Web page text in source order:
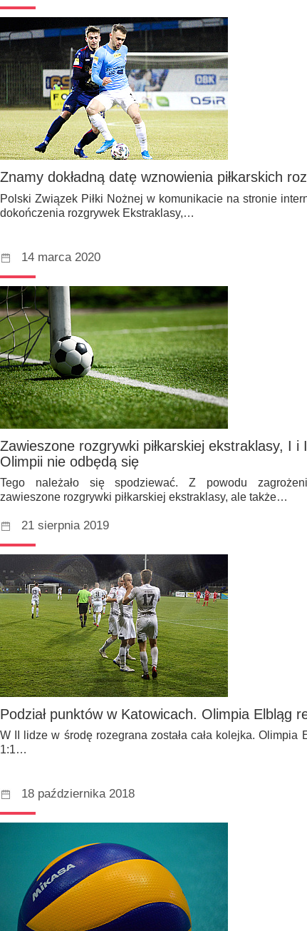
Znamy dokładną datę wznowienia piłkarskich
Polski Związek Piłki Nożnej w komunikacie na stronie
dokończenia rozgrywek Ekstraklasy,…
14 marca 2020
Zawieszone rozgrywki piłkarskiej ekstraklasy, I
Olimpii nie odbędą się
Tego należało się spodziewać. Z powodu
zawieszone rozgrywki piłkarskiej ekstraklasy, ale także…
21 sierpnia 2019
Podział punktów w Katowicach. Olimpia Elbląg
W II lidze w środę rozegrana została cała kolejka. Olimpia
1:1…
18 października 2018